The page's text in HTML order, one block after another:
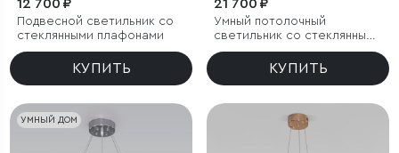
12 700 ₽
Подвесной светильник со
стеклянными плафонами
КУПИТЬ
21 700 ₽
Умный потолочный
светильник со стеклянными
плафонами
КУПИТЬ
УМНЫЙ ДОМ